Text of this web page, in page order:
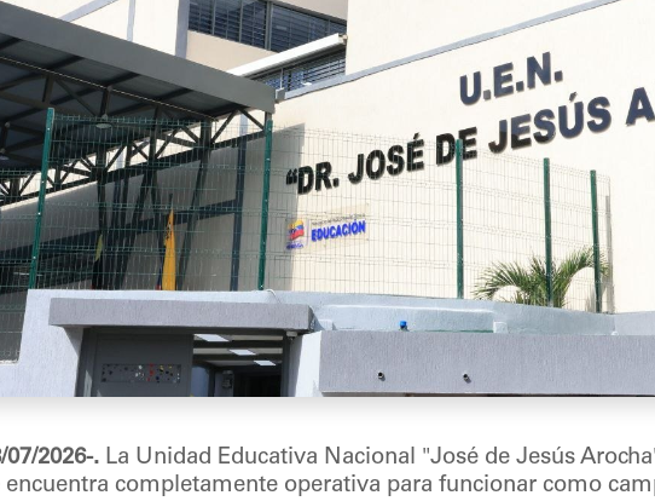
07/2026-. La Unidad Educativa Nacional "José de Jesús
encuentra completamente operativa para funcionar como